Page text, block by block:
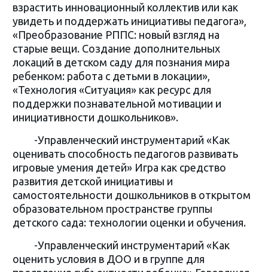
взрастить инновационный коллектив или как
увидеть и поддержать инициативы педагога»,
«Преобразование РППС: новый взгляд на
старые вещи. Создание дополнительных
локаций в детском саду для познания мира
ребенком: работа с детьми в локации»,
«Технология «Ситуация» как ресурс для
поддержки познавательной мотивации и
инициативности дошкольников».
-Управленческий инструментарий «Как
оценивать способность педагогов развивать
игровые умения детей» Игра как средство
развития детской инициативы и
самостоятельности дошкольников в открытом
образовательном пространстве группы
детского сада: технологии оценки и обучения.
-Управленческий инструментарий «Как
оценить условия в ДОО и в группе для